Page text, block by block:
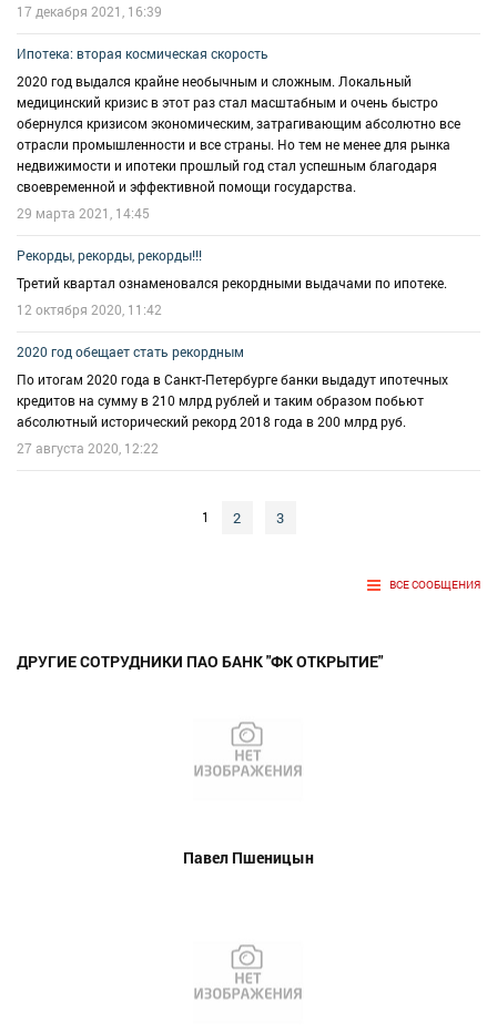
17 декабря 2021, 16:39
Ипотека: вторая космическая скорость
2020 год выдался крайне необычным и сложным. Локальный
медицинский кризис в этот раз стал масштабным и очень быстро
обернулся кризисом экономическим, затрагивающим абсолютно все
отрасли промышленности и все страны. Но тем не менее для рынка
недвижимости и ипотеки прошлый год стал успешным благодаря
своевременной и эффективной помощи государства.
29 марта 2021, 14:45
Рекорды, рекорды, рекорды!!!
Третий квартал ознаменовался рекордными выдачами по ипотеке.
12 октября 2020, 11:42
2020 год обещает стать рекордным
По итогам 2020 года в Санкт-Петербурге банки выдадут ипотечных
кредитов на сумму в 210 млрд рублей и таким образом побьют
абсолютный исторический рекорд 2018 года в 200 млрд руб.
27 августа 2020, 12:22
1 2 3
ВСЕ СООБЩЕНИЯ
ДРУГИЕ СОТРУДНИКИ ПАО БАНК "ФК ОТКРЫТИЕ"
Павел Пшеницын